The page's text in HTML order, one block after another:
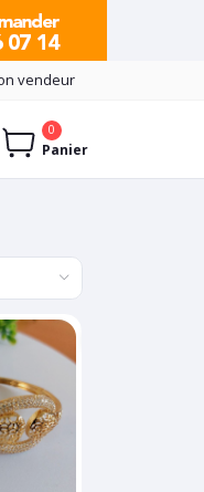
vendeur
0
Panier